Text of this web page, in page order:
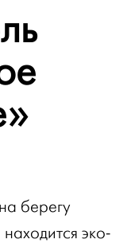
берегу
эко-